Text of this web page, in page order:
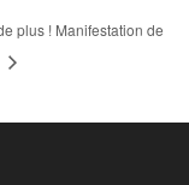
plus ! Manifestation de